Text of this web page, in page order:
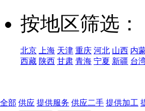
按地区筛选：
北京 上海 天津 重庆 河北 山西 内
西藏 陕西 甘肃 青海 宁夏 新疆 台
全部 供应 提供服务 供应二手 提供加工